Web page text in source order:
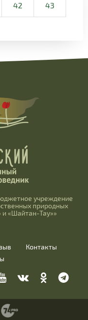
42 43
учреждение
природных
и «Шайтан-Тау»»
Контакты